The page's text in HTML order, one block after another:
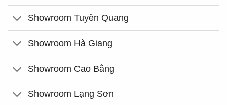
Showroom Tuyên Quang
Showroom Hà Giang
Showroom Cao Bằng
Showroom Lạng Sơn